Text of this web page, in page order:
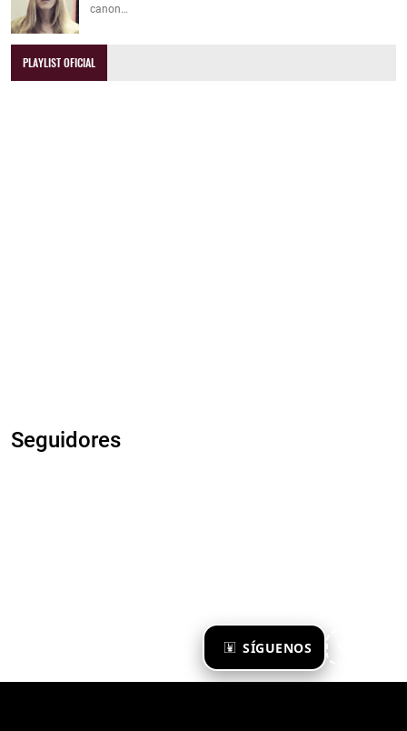
SÍGUENOS
canon…
PLAYLIST OFICIAL
Seguidores